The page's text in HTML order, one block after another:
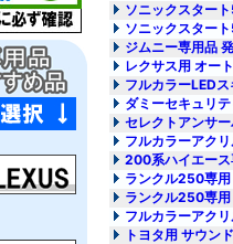
ソニックスター
ソニックスター
ジムニー専用品
レクサス用 オー
フルカラーLED
ダミーセキュリ
セレクトアンサ
フルカラーアク
200系ハイエース
ランクル250専
ランクル250専用
フルカラーアク
トヨタ用 サウン